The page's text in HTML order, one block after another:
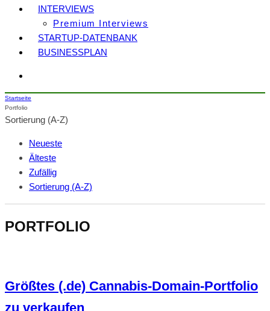
INTERVIEWS
Premium Interviews
STARTUP-DATENBANK
BUSINESSPLAN
Startseite
Portfolio
Sortierung (A-Z)
Neueste
Älteste
Zufällig
Sortierung (A-Z)
PORTFOLIO
Größtes (.de) Cannabis-Domain-Portfolio
zu verkaufen